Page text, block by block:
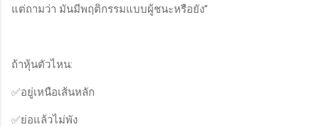
แต่ถามว่า มันมีพฤติกรรมแบบผู้ชนะหรือยัง”
ถ้าหุ้นตัวไหน:
✅อยู่เหนือเส้นหลัก
✅ย่อแล้วไม่พัง